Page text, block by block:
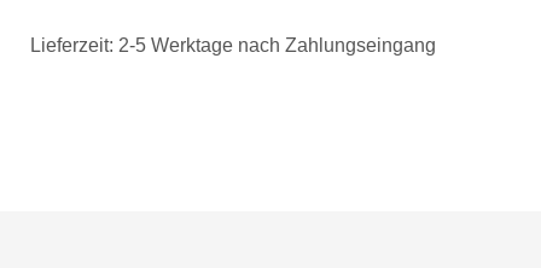
Lieferzeit: 2-5 Werktage nach Zahlungseingang